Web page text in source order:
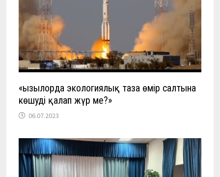
«Қызылорда экологиялық таза өмір салтына
көшуді қалап жүр ме?»
06.07.2023